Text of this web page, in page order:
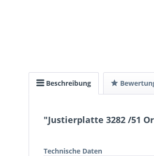
Beschreibung
"Justierplatte 3282 /51
Technische Daten